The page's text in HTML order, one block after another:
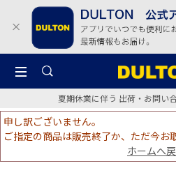
夏期休業に伴う 出荷・お問い
申し訳ございません。
ご指定の商品は販売終了か、ただ今お
ホームへ